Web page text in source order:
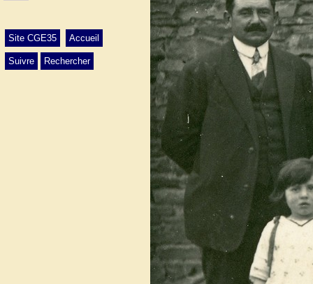
Site CGE35 Accueil
Suivre Rechercher